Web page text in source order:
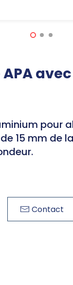
pour
15 mm de
Contact